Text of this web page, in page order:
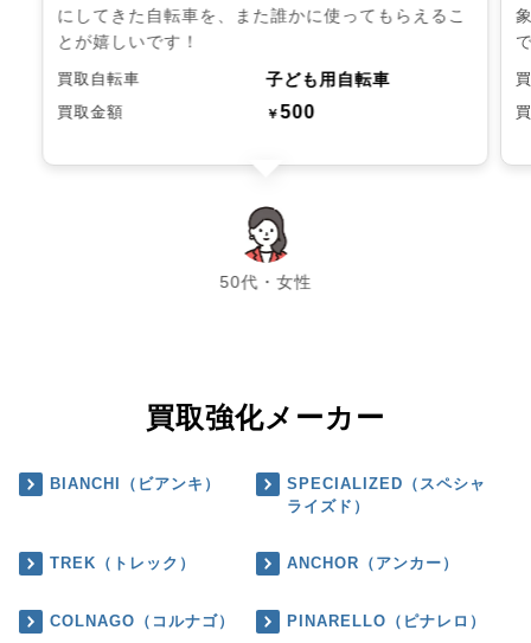
にしてきた自転車を、また誰かに使ってもらえるこ
とが嬉しいです！
買取自転車 子ども用自転車
買取金額 ￥500
50代・女性
chevron_left chevron_right
買取強化メーカー
BIANCHI（ビアンキ）
SPECIALIZED（スペシャ
ライズド）
TREK（トレック） ANCHOR（アンカー）
COLNAGO（コルナゴ） PINARELLO（ピナレロ）